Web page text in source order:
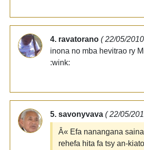
4. ravatorano ( 22/05/
inona no mba hevitrao ry
:wink:
5. savonyvava ( 22/05/
Â« Efa nanangana
rehefa hita fa tsy an-